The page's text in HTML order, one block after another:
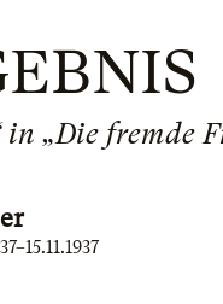
„Die fremde
–15.11.1937